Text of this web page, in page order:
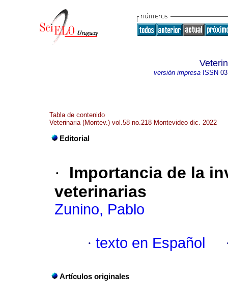
versión impresaISSN
Tabla de contenido
Veterinaria (Montev.) vol.58 no.218 Montevideo dic. 2022
Editorial
·
Importancia de la
veterinarias
Zunino, Pablo
· texto en Español
Artículos originales